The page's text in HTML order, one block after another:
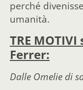
perché
umanità.
TRE
Ferrer:
Dalle Omelie di